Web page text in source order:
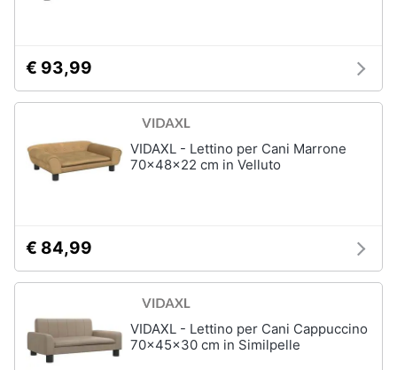
€ 93,99
VIDAXL - Lettino per Cani Marrone
70x48x22 cm in Velluto
€ 84,99
VIDAXL - Lettino per Cani Cappuccino
70x45x30 cm in Similpelle